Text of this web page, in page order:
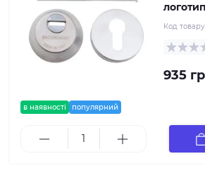
в наявності популярний
Код
935